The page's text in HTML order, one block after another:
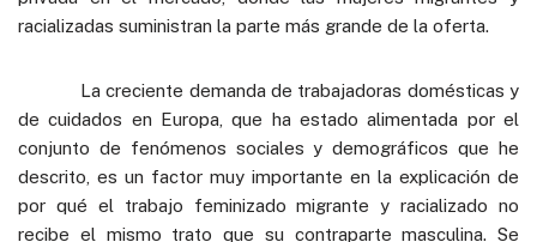
racializadas suministran la parte más grande de la oferta.
La creciente demanda de trabajadoras domésticas y
de cuidados en Europa, que ha estado alimentada por el
conjunto de fenómenos sociales y demográficos que he
descrito, es un factor muy importante en la explicación de
por qué el trabajo feminizado migrante y racializado no
recibe el mismo trato que su contraparte masculina. Se